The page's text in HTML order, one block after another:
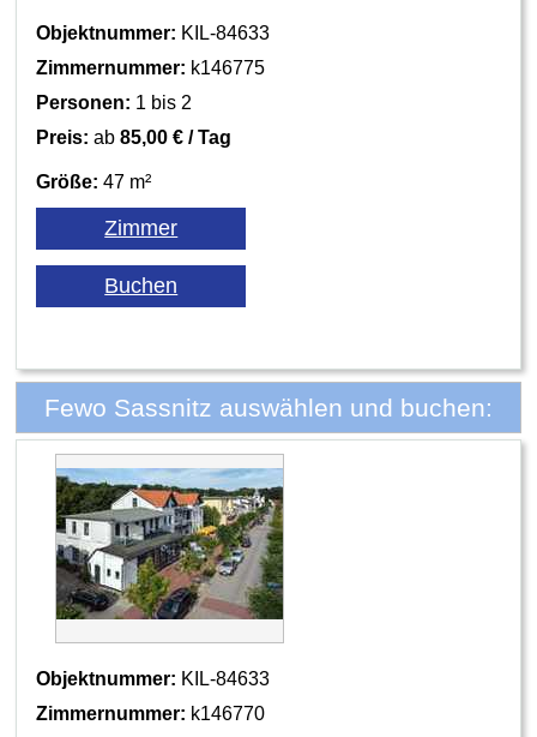
Objektnummer: KIL-84633
Zimmernummer: k146775
Personen: 1 bis 2
Preis: ab85,00 € / Tag
Größe: 47 m²
Fewo Sassnitz auswählen und buchen:
Objektnummer: KIL-84633
Zimmernummer: k146770